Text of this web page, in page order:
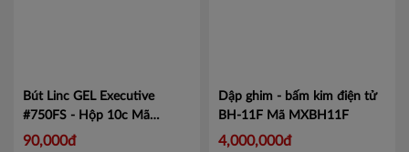
Bút Linc GEL Executive
#750FS - Hộp 10c Mã
LIN750
90,000đ
Dập ghim - bấm kim điện tử
BH-11F Mã MXBH11F
4,000,000đ